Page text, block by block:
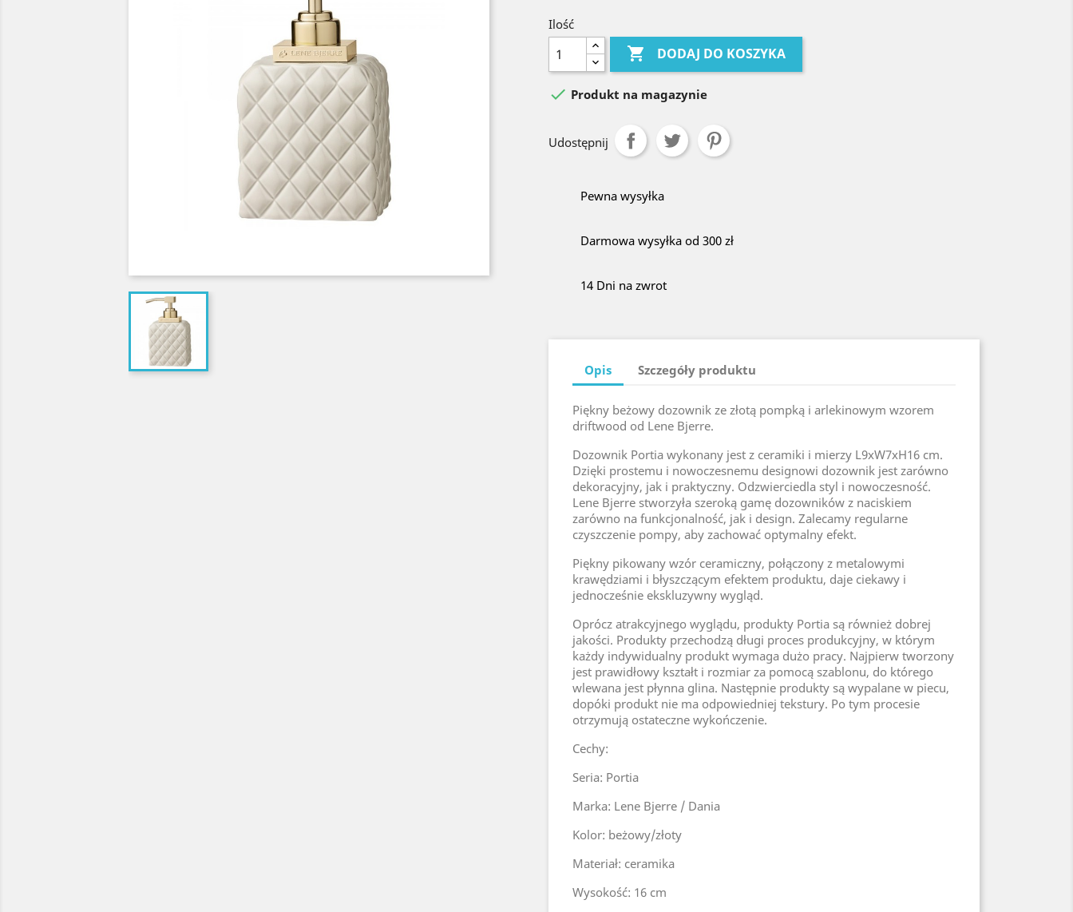
Ilość
 DODAJ DO KOSZYKA
 Produkt na magazynie
Udostępnij
Pewna wysyłka
Darmowa wysyłka od 300 zł
14 Dni na zwrot
Opis Szczegóły produktu
Piękny beżowy dozownik ze złotą pompką i arlekinowym wzorem
driftwood od Lene Bjerre.
Dozownik Portia wykonany jest z ceramiki i mierzy L9xW7xH16 cm.
Dzięki prostemu i nowoczesnemu designowi dozownik jest zarówno
dekoracyjny, jak i praktyczny. Odzwierciedla styl i nowoczesność.
Lene Bjerre stworzyła szeroką gamę dozowników z naciskiem
zarówno na funkcjonalność, jak i design. Zalecamy regularne
czyszczenie pompy, aby zachować optymalny efekt.
Piękny pikowany wzór ceramiczny, połączony z metalowymi
krawędziami i błyszczącym efektem produktu, daje ciekawy i
jednocześnie ekskluzywny wygląd.
Oprócz atrakcyjnego wyglądu, produkty Portia są również dobrej
jakości. Produkty przechodzą długi proces produkcyjny, w którym
każdy indywidualny produkt wymaga dużo pracy. Najpierw tworzony
jest prawidłowy kształt i rozmiar za pomocą szablonu, do którego
wlewana jest płynna glina. Następnie produkty są wypalane w piecu,
dopóki produkt nie ma odpowiedniej tekstury. Po tym procesie
otrzymują ostateczne wykończenie.
Cechy:
Seria: Portia
Marka: Lene Bjerre / Dania
Kolor: beżowy/złoty
Materiał: ceramika
Wysokość: 16 cm